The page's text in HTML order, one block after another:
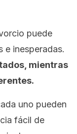
puede
e inesperadas.
mientras
uno pueden
fácil de